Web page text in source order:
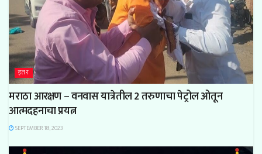
इतर
मराठा आरक्षण – वनवास यात्रेतील 2 तरुणाचा पेट्रोल ओतून
आत्मदहनाचा प्रयत्न
SEPTEMBER 18, 2023